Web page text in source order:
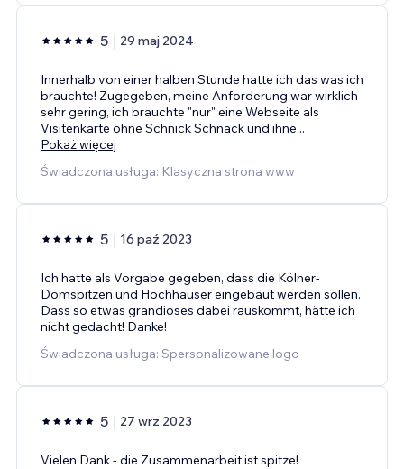
5 29 maj 2024
Innerhalb von einer halben Stunde hatte ich das was ich
brauchte! Zugegeben, meine Anforderung war wirklich
sehr gering, ich brauchte "nur" eine Webseite als
Visitenkarte ohne Schnick Schnack und ihne...
Pokaż więcej
Świadczona usługa: Klasyczna strona www
5 16 paź 2023
Ich hatte als Vorgabe gegeben, dass die Kölner-
Domspitzen und Hochhäuser eingebaut werden sollen.
Dass so etwas grandioses dabei rauskommt, hätte ich
nicht gedacht! Danke!
Świadczona usługa: Spersonalizowane logo
5 27 wrz 2023
Vielen Dank - die Zusammenarbeit ist spitze!